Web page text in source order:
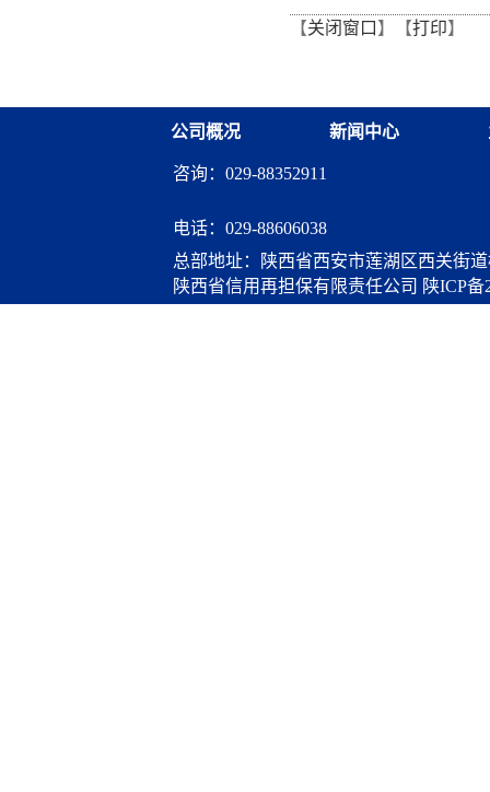
从"听"变"练"
融资担保体系这样做](十
【关闭窗口 】【打印】
公司概况 新闻中心
咨询：029-88352911
电话： 029-88606038
陕西省信用再担保有限责任公司 陕ICP备
总部地址：陕西省西安市莲湖区西关街